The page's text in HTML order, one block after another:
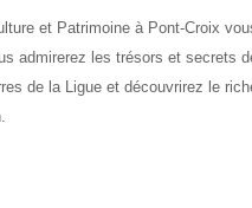
et Patrimoine à Pont-Croix
admirerez les trésors et secrets
de la Ligue et découvrirez le